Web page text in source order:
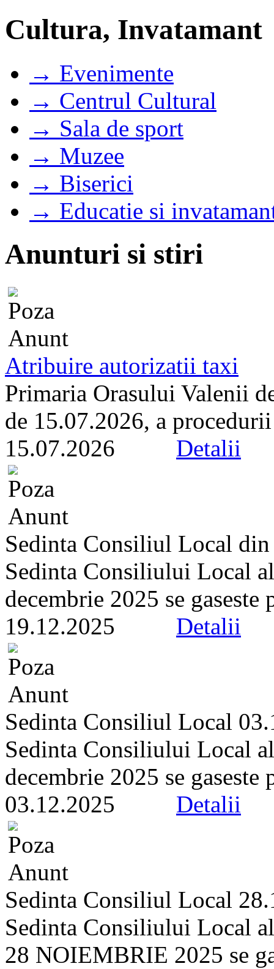
Cultura, Invatamant
→ Evenimente
→ Centrul Cultural
→ Sala de sport
→ Muzee
→ Biserici
→ Educatie si
Anunturi si stiri
Atribuire autorizatii taxi
Primaria Orasului Valenii
de 15.07.2026, a
15.07.2026 Detalii
Sedinta Consiliul Local
Sedinta Consiliului Local
decembrie 2025 se
19.12.2025 Detalii
Sedinta Consiliul Local
Sedinta Consiliului Local
decembrie 2025 se
03.12.2025 Detalii
Sedinta Consiliul Local
Sedinta Consiliului Local
28 NOIEMBRIE 2025 se